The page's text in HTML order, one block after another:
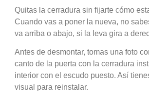
Quitas la cerradura sin fijarte cómo
Cuando vas a poner la nueva, no
va arriba o abajo, si la leva gira a
Antes de desmontar, tomas una foto
canto de la puerta con la cerradura
interior con el escudo puesto. Así
visual para reinstalar.